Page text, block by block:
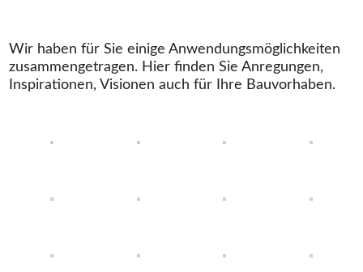
Wir haben für Sie einige Anwendungsmöglichkeiten
zusammengetragen. Hier finden Sie Anregungen,
Inspirationen, Visionen auch für Ihre Bauvorhaben.